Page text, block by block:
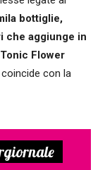
bottiglie,
che aggiunge in
Flower
con la